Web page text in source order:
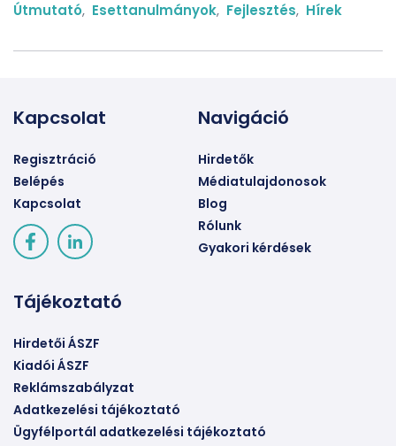
Útmutató, Esettanulmányok, Fejlesztés, Hírek
Kapcsolat
Regisztráció
Belépés
Kapcsolat
Navigáció
Hirdetők
Médiatulajdonosok
Blog
Rólunk
Gyakori kérdések
Tájékoztató
Hirdetői ÁSZF
Kiadói ÁSZF
Reklámszabályzat
Adatkezelési tájékoztató
Ügyfélportál adatkezelési tájékoztató